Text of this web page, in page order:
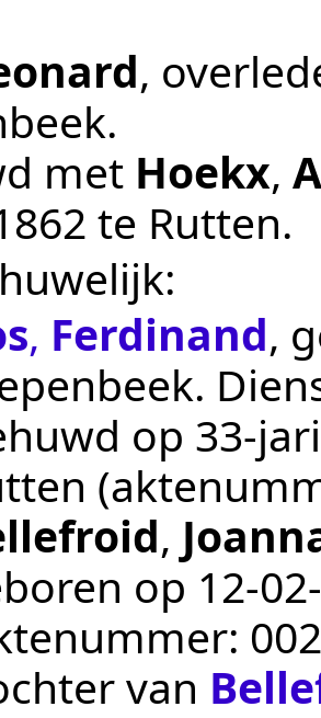
,
.
met Hoekx,
te Rutten.
, Ferdinand,
.
op 33-
,
op
002
van